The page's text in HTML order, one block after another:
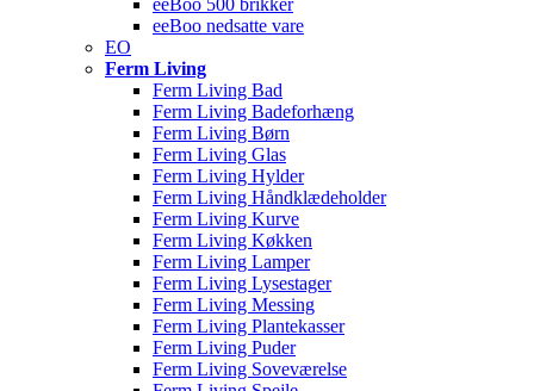
eeBoo 500 brikker
eeBoo nedsatte vare
EO
Ferm Living
Ferm Living Bad
Ferm Living Badeforhæng
Ferm Living Børn
Ferm Living Glas
Ferm Living Hylder
Ferm Living Håndklædeholder
Ferm Living Kurve
Ferm Living Køkken
Ferm Living Lamper
Ferm Living Lysestager
Ferm Living Messing
Ferm Living Plantekasser
Ferm Living Puder
Ferm Living Soveværelse